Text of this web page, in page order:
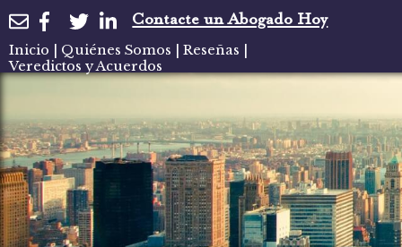
Contacte un Abogado Hoy
Inicio Quiénes Somos Reseñas
Veredictos y Acuerdos